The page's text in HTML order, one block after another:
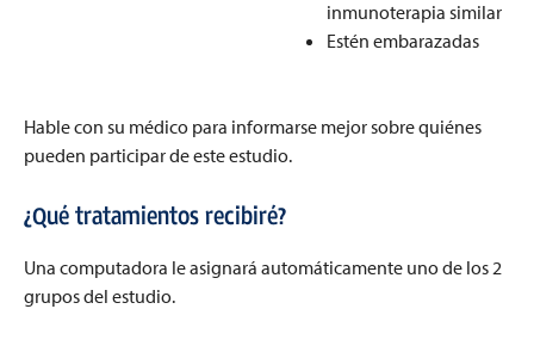
inmunoterapia similar
Estén embarazadas
Hable con su médico para informarse mejor sobre quiénes
pueden participar de este estudio.
¿Qué tratamientos recibiré?
Una computadora le asignará automáticamente uno de los 2
grupos del estudio.